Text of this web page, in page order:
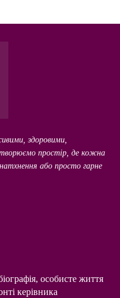
здоровими,
простір, де кожна
або просто гарне
особисте життя
керівника